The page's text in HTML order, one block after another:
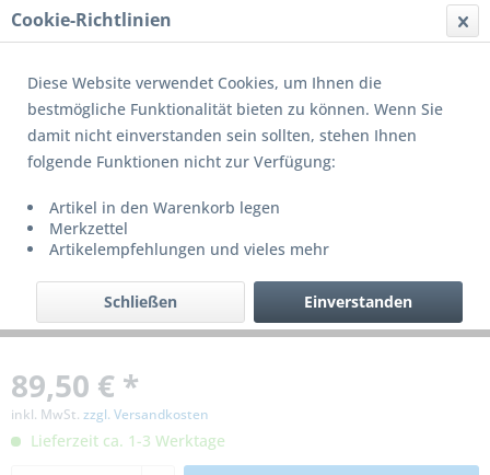
89,50 € *
inkl. MwSt. zzgl. Versandkosten
Lieferzeit ca. 1-3 Werktage
Cookie-Richtlinien
Diese Website verwendet Cookies, um Ihnen die
bestmögliche Funktionalität bieten zu können. Wenn Sie
damit nicht einverstanden sein sollten, stehen Ihnen
folgende Funktionen nicht zur Verfügung:
Artikel in den Warenkorb legen
Merkzettel
Artikelempfehlungen und vieles mehr
Einverstanden
Schließen